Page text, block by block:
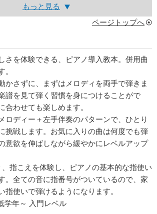
もっと見る
ページトップへ
さを体験できる、ピアノ導入教本。併用曲
。
かさずに、まずはメロディを両手で弾きま
譜を見て弾く習慣を身につけることがで
合わせても楽しめます。
ロディー＋左手伴奏のパターンで、ひとり
挑戦します。お気に入りの曲は何度でも弾
意欲を伸ばしながら緩やかにレベルアップ
指こえを体験し、ピアノの基本的な指使い
。全ての音に指番号がついているので、家
指使いで弾けるようになります。
学年～ 入門レベル